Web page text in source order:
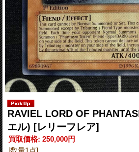
RAVIEL LORD OF
エル) [レリーフレア]
買取価格: 250,000円